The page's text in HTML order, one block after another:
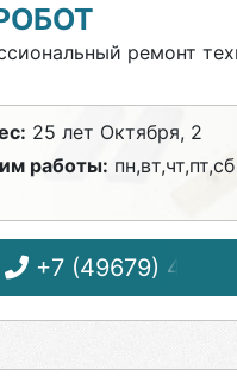
ремонт
25 лет Октября, 2
работы:
+7 (49679) 4-02-